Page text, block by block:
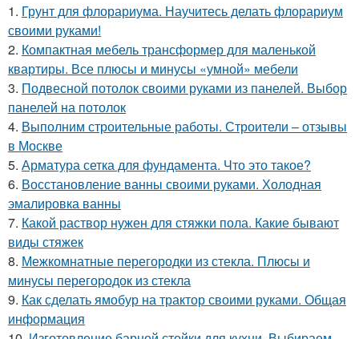
1. Грунт для флорариума. Научитесь делать флорариум
своими руками!
2. Компактная мебель трансформер для маленькой
квартиры. Все плюсы и минусы «умной» мебели
3. Подвесной потолок своими руками из панелей. Выбор
панелей на потолок
4. Выполним строительные работы. Строители – отзывы
в Москве
5. Арматура сетка для фундамента. Что это такое?
6. Восстановление ванны своими руками. Холодная
эмалировка ванны
7. Какой раствор нужен для стяжки пола. Какие бывают
виды стяжек
8. Межкомнатные перегородки из стекла. Плюсы и
минусы перегородок из стекла
9. Как сделать ямобур на трактор своими руками. Общая
информация